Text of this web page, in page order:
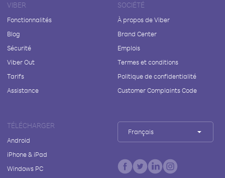
VIBER
Fonctionnalités
Blog
Sécurité
Viber Out
Tarifs
Assistance
SOCIÉTÉ
À propos de Viber
Brand Center
Emplois
Termes et conditions
Politique de confidentialité
Customer Complaints Code
TÉLÉCHARGER
Android
iPhone & iPad
Windows PC
Français